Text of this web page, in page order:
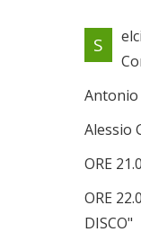
Il
S
Antonio
Alessio
ORE
ORE
DISCO"